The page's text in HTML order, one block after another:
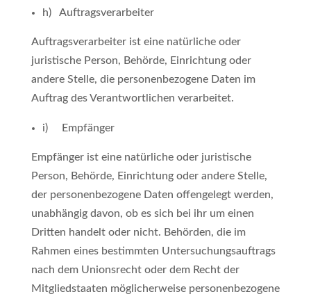
h) Auftragsverarbeiter
Auftragsverarbeiter ist eine natürliche oder
juristische Person, Behörde, Einrichtung oder
andere Stelle, die personenbezogene Daten im
Auftrag des Verantwortlichen verarbeitet.
i) Empfänger
Empfänger ist eine natürliche oder juristische
Person, Behörde, Einrichtung oder andere Stelle,
der personenbezogene Daten offengelegt werden,
unabhängig davon, ob es sich bei ihr um einen
Dritten handelt oder nicht. Behörden, die im
Rahmen eines bestimmten Untersuchungsauftrags
nach dem Unionsrecht oder dem Recht der
Mitgliedstaaten möglicherweise personenbezogene